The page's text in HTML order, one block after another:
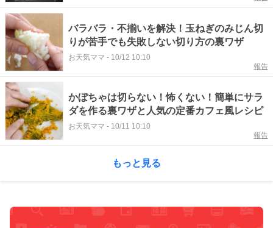
バラバラ・不揃いを解決！玉ねぎのみじん切
りが苦手でも失敗しない切り方の裏ワザ
お天気ママ - 10/12 10:10
報告
かぼちゃは切らない！怖くない！簡単にサラ
ダを作る裏ワザと人気の定番カフェ風レシピ
お天気ママ - 10/11 10:10
報告
もっと見る